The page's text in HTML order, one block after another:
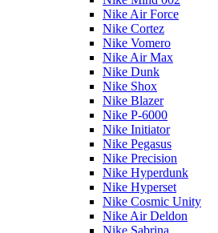
Nike Air Force
Nike Cortez
Nike Vomero
Nike Air Max
Nike Dunk
Nike Shox
Nike Blazer
Nike P-6000
Nike Initiator
Nike Pegasus
Nike Precision
Nike Hyperdunk
Nike Hyperset
Nike Cosmic Unity
Nike Air Deldon